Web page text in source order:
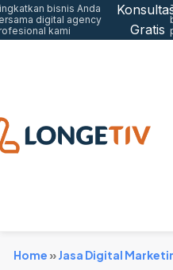
bisnis Anda
digital agency
kami
Gratis
Home »Jasa Digital